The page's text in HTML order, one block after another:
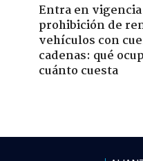
Entra en vigencia
prohibición de
vehículos con
cadenas: qué
cuánto cuesta